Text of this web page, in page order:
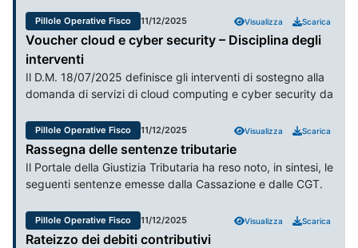
agevolativo.
maggiore interesse/rilevanza.
Pillole Operative Fisco 11/12/2025 Visualizza Scarica
Voucher cloud e cyber security – Disciplina degli
interventi
Il D.M. 18/07/2025 definisce gli interventi di sostegno alla
domanda di servizi di cloud computing e cyber security da
dell’acquisizione da parte degli stessi, con il fine di
promuovere lo sviluppo e l’adozione di servizi applicativi
digitali innovativi, di soluzioni tecnologiche nuove e
aggiuntive rispetto a quelle a disposizione e/o di soluzioni
tecnologiche più avanzate e sicure rispetto a quelle in uso.
Pillole Operative Fisco 11/12/2025 Visualizza Scarica
Rassegna delle sentenze tributarie
Il Portale della Giustizia Tributaria ha reso noto, in sintesi, le
seguenti sentenze emesse dalla Cassazione e dalle CGT.
Pillole Operative Fisco 11/12/2025 Visualizza Scarica
Rateizzo dei debiti contributivi